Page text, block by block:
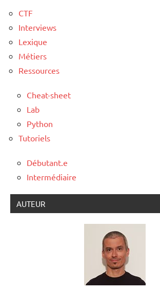
CTF
Interviews
Lexique
Métiers
Ressources
Cheat-sheet
Lab
Python
Tutoriels
Débutant.e
Intermédiaire
AUTEUR